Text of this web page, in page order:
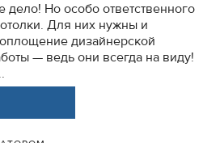
Но особо ответственного
Для них нужны и
дизайнерской
— ведь они всегда на виду!